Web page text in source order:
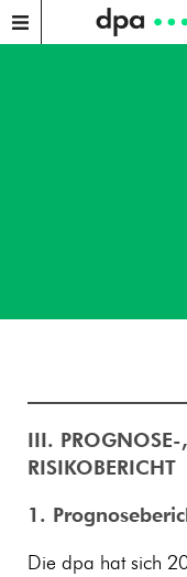
III.
RISIKOBERICHT
1.
Die dpa hat sich